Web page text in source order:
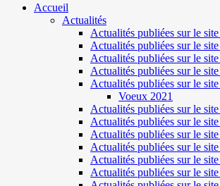
Accueil
Actualités
Actualités publiées sur le
Actualités publiées sur le
Actualités publiées sur le
Actualités publiées sur le
Actualités publiées sur le site
Voeux 2021
Actualités publiées sur le
Actualités publiées sur le
Actualités publiées sur le
Actualités publiées sur le
Actualités publiées sur le
Actualités publiées sur le